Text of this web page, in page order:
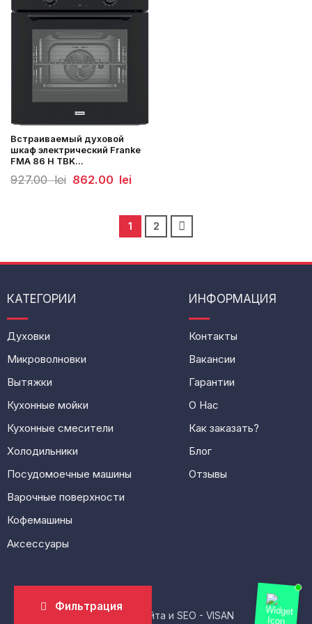
Фильтрация
Встраиваемый духовой
шкаф электрический Franke
FMA 86 H TBK...
927.00lei Первоначальная
цена
862.00 leiТекущая
цена:
1 2
КАТЕГОРИИ
Духовки
Микроволновки
Вытяжки
Кухонные мойки
Кухонные смесители
Холодильники
Посудомоечные машины
Варочные поверхности
Кофемашины
Аксессуары
ИНФОРМАЦИЯ
Контакты
Вакансии
Гарантии
О Нас
Как заказать?
Блог
Отзывы
Разработка сайта и SEO - VISAN